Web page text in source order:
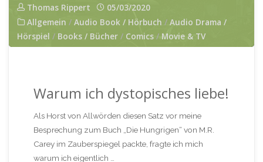
Thomas Rippert
05/03/2020
Allgemein / Audio Book / Hörbuch / Audio Drama /
Hörspiel / Books / Bücher / Comics / Movie & TV
Warum ich dystopisches liebe!
Als Horst von Allwörden diesen Satz vor meine
Besprechung zum Buch „Die Hungrigen“ von M.R.
Carey im Zauberspiegel packte, fragte ich mich
warum ich eigentlich …